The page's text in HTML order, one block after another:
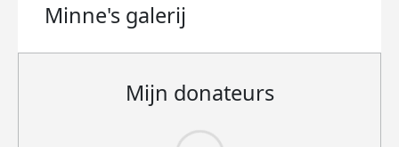
Minne's galerij
Mijn donateurs